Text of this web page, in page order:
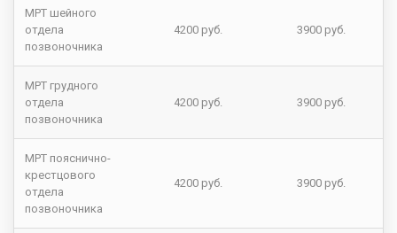
МРТ шейного
отдела
позвоночника
4200 руб. 3900 руб.
МРТ грудного
отдела
позвоночника
4200 руб. 3900 руб.
МРТ пояснично-
крестцового
отдела
позвоночника
4200 руб. 3900 руб.